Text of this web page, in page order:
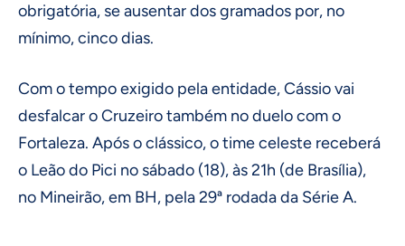
obrigatória, se ausentar dos gramados por, no
mínimo, cinco dias.
Com o tempo exigido pela entidade, Cássio vai
desfalcar o Cruzeiro também no duelo com o
Fortaleza. Após o clássico, o time celeste receberá
o Leão do Pici no sábado (18), às 21h (de Brasília),
no Mineirão, em BH, pela 29ª rodada da Série A.